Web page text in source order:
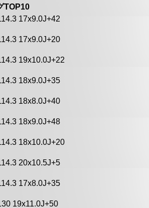
TOP10
17x9.0J+42
17x9.0J+20
19x10.0J+22
18x9.0J+35
18x8.0J+40
18x9.0J+48
18x10.0J+20
20x10.5J+5
17x8.0J+35
19x11.0J+50